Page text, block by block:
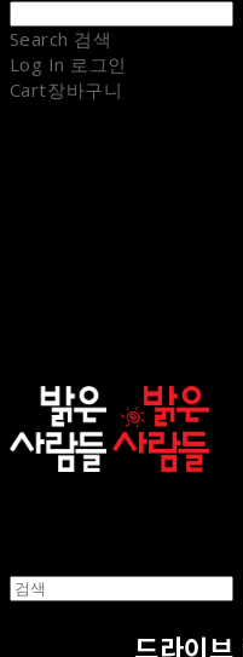
Search 검색
Log In 로그인
Cart장바구니
드라이